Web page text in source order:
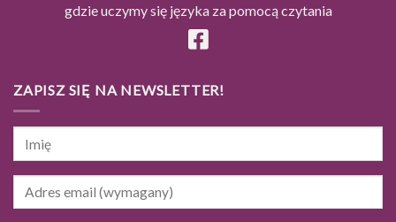
gdzie uczymy się języka za pomocą czytania
ZAPISZ SIĘ NA NEWSLETTER!